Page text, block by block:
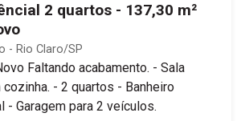
2 quartos - 137,30 m²
- Rio Claro/SP
Faltando acabamento. - Sala
cozinha. - 2 quartos - Banheiro
- Garagem para 2 veículos.